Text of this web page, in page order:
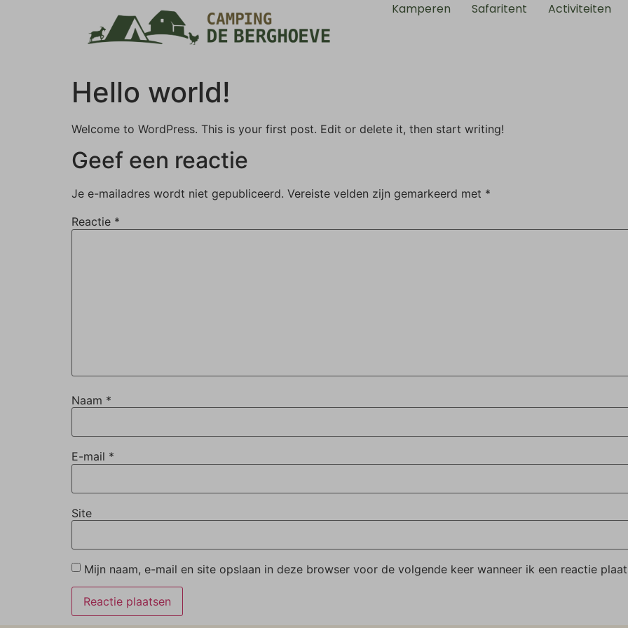
Kamperen Safaritent Activiteiten
Hello world!
Welcome to WordPress. This is your first post. Edit or delete it, then start writing!
Geef een reactie
Je e-mailadres wordt niet gepubliceerd. Vereiste velden zijn gemarkeerd met *
Reactie *
Naam *
E-mail *
Site
Mijn naam, e-mail en site opslaan in deze browser voor de volgende keer wanneer ik een reactie